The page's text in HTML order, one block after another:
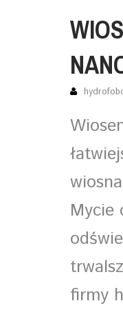
Mycie
firmy